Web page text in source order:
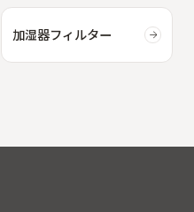
加湿器フィルター